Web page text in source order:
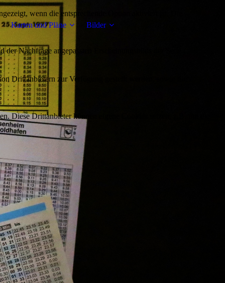
Karten und Pläne Bilder
wenn die entsprechende Option aktiviert ist. Die
Nachfrage angepassten Erscheinungsbilds der Seite.
Drittanbietern zur Verfügung gestellt werden, sowie die
Diese Drittanbieter können eigene Cookies setzen, z.B. um die